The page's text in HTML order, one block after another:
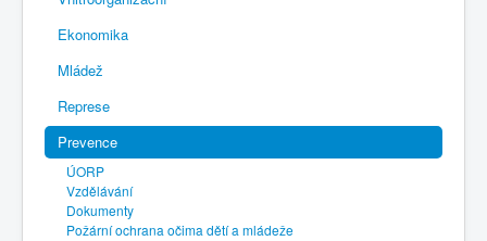
Portál REDENOX
Ekonomika
Mládež
Represe
Prevence
ÚORP
Vzdělávání
Dokumenty
Požární ochrana očima dětí a mládeže